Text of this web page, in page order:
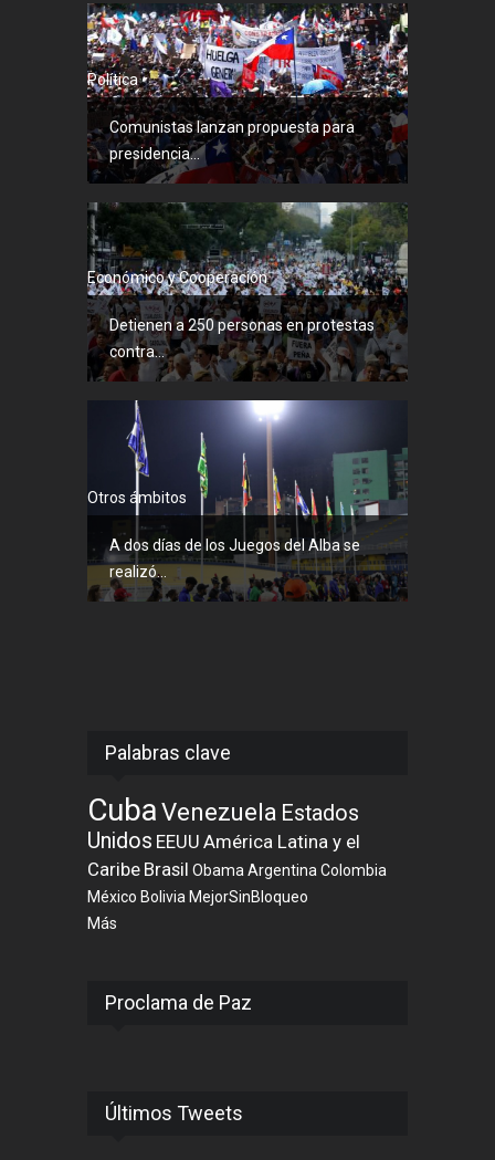
Política
Comunistas lanzan propuesta para
presidencia...
Económico y Cooperación
Detienen a 250 personas en protestas
contra...
Otros ámbitos
A dos días de los Juegos del Alba se
realizó...
Palabras clave
CubaVenezuela Estados
Unidos EEUU América Latina y el
Caribe Brasil Obama Argentina Colombia
México Bolivia MejorSinBloqueo
Más
Proclama de Paz
Últimos Tweets